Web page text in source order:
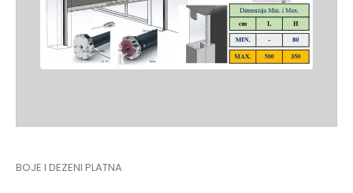
BOJE I DEZENI PLATNA